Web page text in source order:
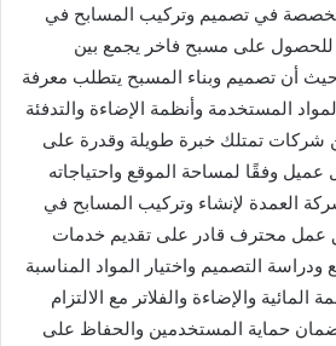
في تصميم وتركيب المسابح في
للحصول على مسبح فاخر يجمع بين
حيث أن تصميم وبناء المسبح يتطلب معرفة
المستخدمة وأنظمة الإضاءة والتدفئة
شركات تمتلك خبرة طويلة وقدرة على
وفقًا لمساحة الموقع واحتياجاته
العمدة لإنشاء وتركيب المسابح في
عمل محترف قادر على تقديم خدمات
التصميم واختيار المواد المناسبة
المائية والإضاءة والفلاتر مع الالتزام
لضمان حماية المستخدمين والحفاظ على